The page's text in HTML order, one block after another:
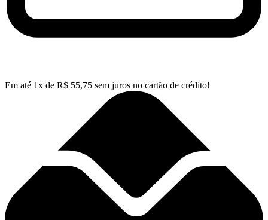
Em até 1x de R$ 55,75 sem juros no cartão de crédito!